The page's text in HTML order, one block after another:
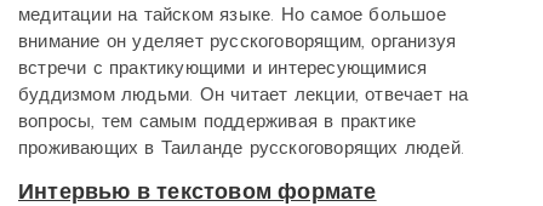
медитации на тайском языке. Но самое большое
внимание он уделяет русскоговорящим, организуя
встречи с практикующими и интересующимися
буддизмом людьми. Он читает лекции, отвечает на
вопросы, тем самым поддерживая в практике
проживающих в Таиланде русскоговорящих людей.
Интервью в текстовом формате